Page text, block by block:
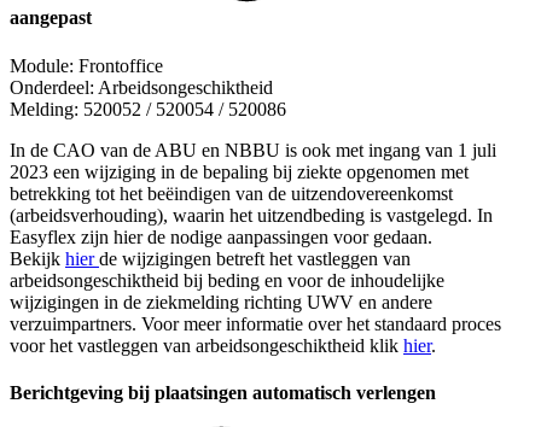
aangepast
Module: Frontoffice
Onderdeel: Arbeidsongeschiktheid
Melding: 520052 / 520054 / 520086
In de CAO van de ABU en NBBU is ook met ingang van 1 juli
2023 een wijziging in de bepaling bij ziekte opgenomen met
betrekking tot het beëindigen van de uitzendovereenkomst
(arbeidsverhouding), waarin het uitzendbeding is vastgelegd. In
Easyflex zijn hier de nodige aanpassingen voor gedaan.
Bekijk hierde wijzigingen betreft het vastleggen van
arbeidsongeschiktheid bij beding en voor de inhoudelijke
wijzigingen in de ziekmelding richting UWV en andere
verzuimpartners. Voor meer informatie over het standaard proces
voor het vastleggen van arbeidsongeschiktheid klik hier.
Berichtgeving bij plaatsingen automatisch verlengen